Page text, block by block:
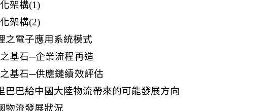
架構(1)
架構(2)
之電子應用系統模式
基石─企業流程再造
基石─供應鏈績效評估
巴巴給中國大陸物流帶來的可能發展方向
物流發展狀況